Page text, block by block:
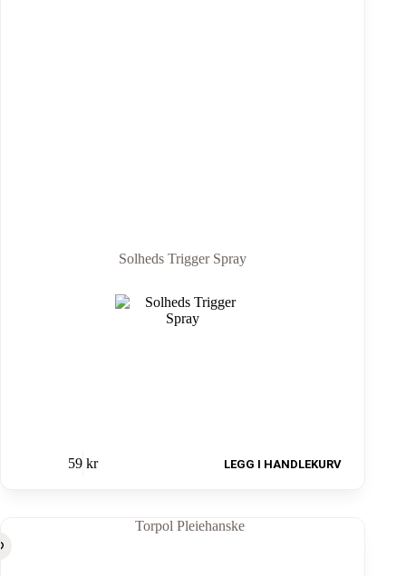
Solheds Trigger Spray
59 kr LEGG I HANDLEKURV